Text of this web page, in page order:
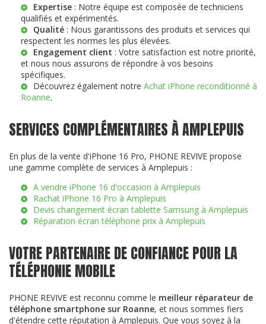
Expertise : Notre équipe est composée de techniciens
qualifiés et expérimentés.
Qualité : Nous garantissons des produits et services qui
respectent les normes les plus élevées.
Engagement client : Votre satisfaction est notre priorité,
et nous nous assurons de répondre à vos besoins
spécifiques.
Découvrez également notre Achat iPhone reconditionné à
Roanne.
SERVICES COMPLÉMENTAIRES À AMPLEPUIS
En plus de la vente d'iPhone 16 Pro, PHONE REVIVE propose
une gamme complète de services à Amplepuis :
A vendre iPhone 16 d'occasion à Amplepuis
Rachat iPhone 16 Pro à Amplepuis
Devis changement écran tablette Samsung à Amplepuis
Réparation écran téléphone prix à Amplepuis
VOTRE PARTENAIRE DE CONFIANCE POUR LA
TÉLÉPHONIE MOBILE
PHONE REVIVE est reconnu comme le meilleur réparateur de
téléphone smartphone sur Roanne, et nous sommes fiers
d'étendre cette réputation à Amplepuis. Que vous soyez à la